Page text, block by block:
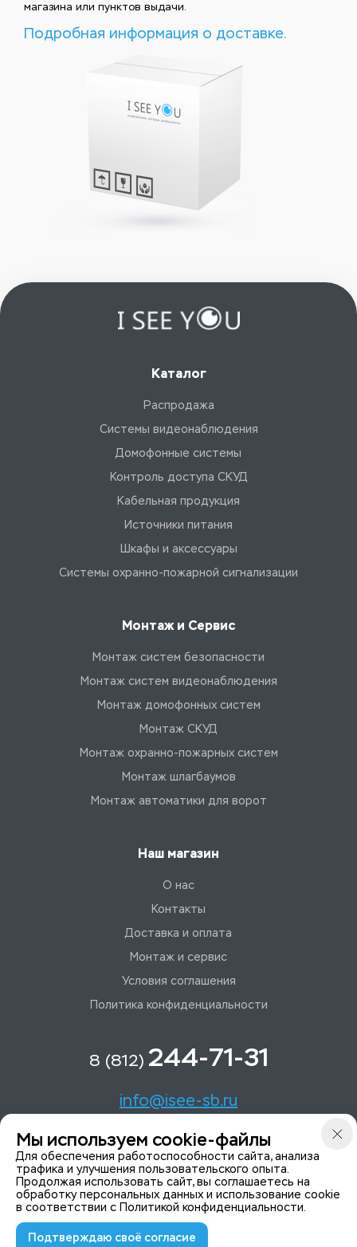
магазина или пунктов выдачи.
Подробная информация о доставке.
Каталог
Распродажа
Системы видеонаблюдения
Домофонные системы
Контроль доступа СКУД
Кабельная продукция
Источники питания
Шкафы и аксессуары
Системы охранно-пожарной сигнализации
Монтаж и Сервис
Монтаж систем безопасности
Монтаж систем видеонаблюдения
Монтаж домофонных систем
Монтаж СКУД
Монтаж охранно-пожарных систем
Монтаж шлагбаумов
Монтаж автоматики для ворот
Наш магазин
О нас
Контакты
Доставка и оплата
Монтаж и сервис
Условия соглашения
Политика конфиденциальности
8 (812) 244-71-31
info@isee-sb.ru
Светлановский пр-кт, д. 70, корп. 1
Мы в Telegam
© 2015-2026 ISeeYou - системы безопасности
Мы используем cookie-файлы
Для обеспечения работоспособности сайта, анализа
трафика и улучшения пользовательского опыта.
Продолжая использовать сайт, вы соглашаетесь на
обработку персональных данных и использование cookie
в соответствии с Политикой конфиденциальности.
Подтверждаю своё согласие